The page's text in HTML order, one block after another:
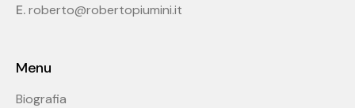
E.roberto@robertopiumini.it
Menu
Biografia